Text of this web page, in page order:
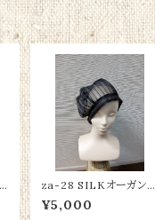
za-28 SILKオーガンジ
ーベレー帽
¥5,000